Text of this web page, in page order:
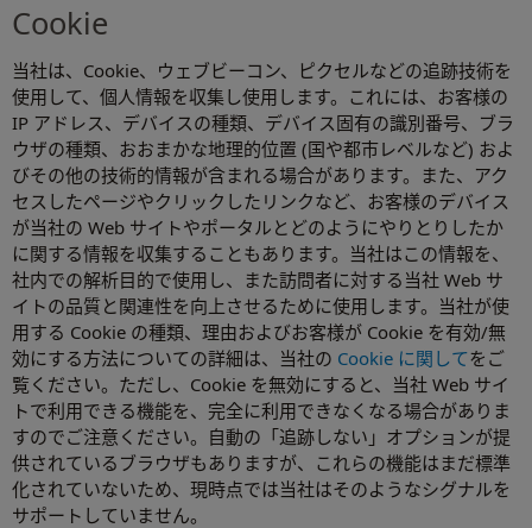
Cookie
当社は、Cookie、ウェブビーコン、ピクセルなどの追跡技術を
使用して、個人情報を収集し使用します。これには、お客様の
IP アドレス、デバイスの種類、デバイス固有の識別番号、ブラ
ウザの種類、おおまかな地理的位置 (国や都市レベルなど) およ
びその他の技術的情報が含まれる場合があります。また、アク
セスしたページやクリックしたリンクなど、お客様のデバイス
が当社の Web サイトやポータルとどのようにやりとりしたか
に関する情報を収集することもあります。当社はこの情報を、
社内での解析目的で使用し、また訪問者に対する当社 Web サ
イトの品質と関連性を向上させるために使用します。当社が使
用する Cookie の種類、理由およびお客様が Cookie を有効/無
効にする方法についての詳細は、当社の Cookie に関してをご
覧ください。ただし、Cookie を無効にすると、当社 Web サイ
トで利用できる機能を、完全に利用できなくなる場合がありま
すのでご注意ください。自動の「追跡しない」オプションが提
供されているブラウザもありますが、これらの機能はまだ標準
化されていないため、現時点では当社はそのようなシグナルを
サポートしていません。